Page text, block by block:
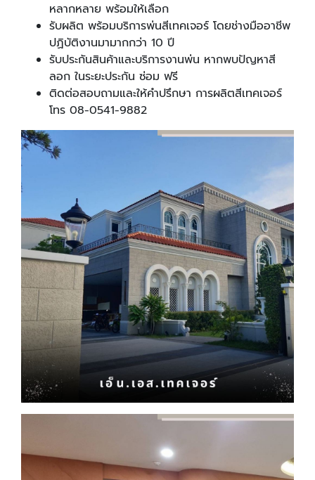
หลากหลาย พร้อมให้เลือก
รับผลิต พร้อมบริการพ่นสีเทคเจอร์ โดยช่างมืออาชีพ
ปฏิบัติงานมามากกว่า 10 ปี
รับประกันสินค้าและบริการงานพ่น หากพบปัญหาสี
ลอก ในระยะประกัน ซ่อม ฟรี
ติดต่อสอบถามและให้คำปรึกษา การผลิตสีเทคเจอร์
โทร 08-0541-9882